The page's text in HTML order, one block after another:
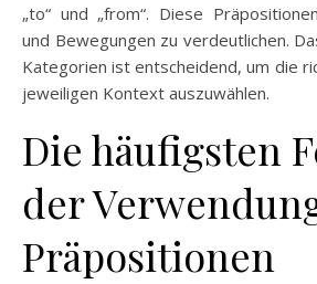
„to“ und „from“. Diese
und Bewegungen zu verdeutlichen.
Kategorien ist entscheidend, um die
jeweiligen Kontext auszuwählen.
Die häufigsten
der
Präpositionen